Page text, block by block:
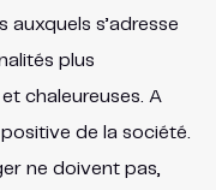
s’adresse
plus
chaleureuses. A
de la société.
ne doivent pas,